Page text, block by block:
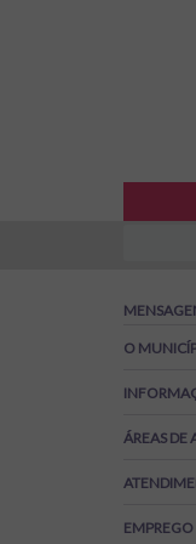
O
ÁREAS DE
EMPREGO